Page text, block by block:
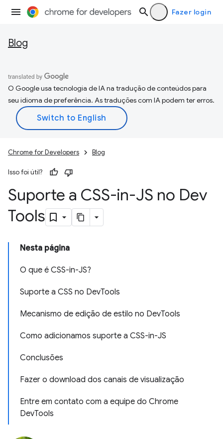
Fazer login
Blog
O Google usa tecnologia de IA na tradução de conteúdos para
seu idioma de preferência. As traduções com IA podem ter erros.
Chrome for Developers Blog
Isso foi útil?
Suporte a CSS-in-JS no Dev
Tools
Nesta página
O que é CSS-in-JS?
Suporte a CSS no DevTools
Mecanismo de edição de estilo no DevTools
Como adicionamos suporte a CSS-in-JS
Conclusões
Fazer o download dos canais de visualização
Entre em contato com a equipe do Chrome
DevTools